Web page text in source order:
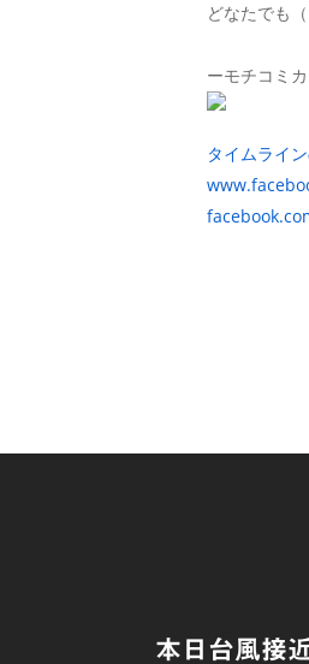
どなたでも
ーモチコミ
タイムライ
本日台風接